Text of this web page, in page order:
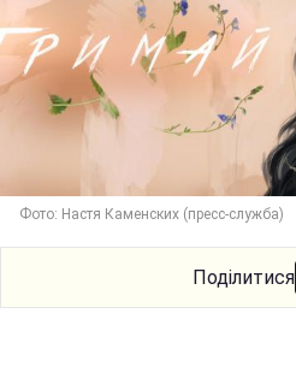
Фото: Настя Каменских (пресс-служба)
Поділитися